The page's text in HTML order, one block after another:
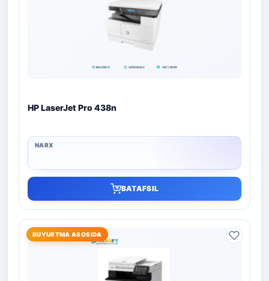
HP LaserJet Pro 438n
BATAFSIL
BUYURTMA ASOSIDA